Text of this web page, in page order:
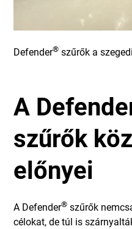
Defender® szűrők a
A
szűrők
előnyei
A Defender® szűrők
célokat, de túl is